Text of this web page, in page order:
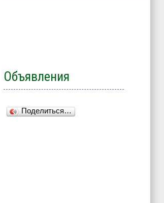
Объявления
Поделиться…